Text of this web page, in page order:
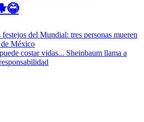
del Mundial: tres personas mueren
México
costar vidas... Sheinbaum llama a